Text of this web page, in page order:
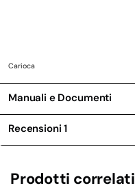
Carioca
Manuali e Documenti
Recensioni1
Prodotti correlati